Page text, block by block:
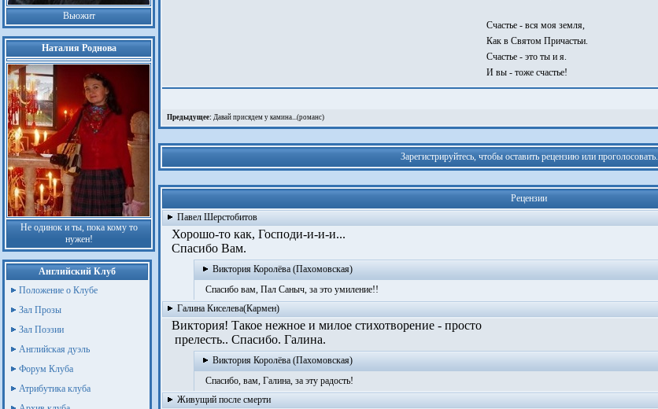
Вьюжит
Наталия Роднова
Не одинок и ты, пока кому то
нужен!
Английский Клуб
Положение о Клубе
Зал Прозы
Зал Поэзии
Английская дуэль
Форум Клуба
Атрибутика клуба
Счастье - вся моя земля,
Как в Святом Причастьи.
Счастье - это ты и я.
И вы - тоже счастье!
Предыдущее: Давай присядем у камина...(романс)
Зарегистрируйтесь, чтобы оставить рецензию или проголосовать.
Рецензии
Павел Шерстобитов
Хорошо-то как, Господи-и-и-и...
Спасибо Вам.
Виктория Королёва (Пахомовская)
Спасибо вам, Пал Саныч, за это умиление!!
Галина Киселева(Кармен)
Виктория! Такое нежное и милое стихотворение - просто
прелесть.. Спасибо. Галина.
Виктория Королёва (Пахомовская)
Спасибо, вам, Галина, за эту радость!
Живущий после смерти